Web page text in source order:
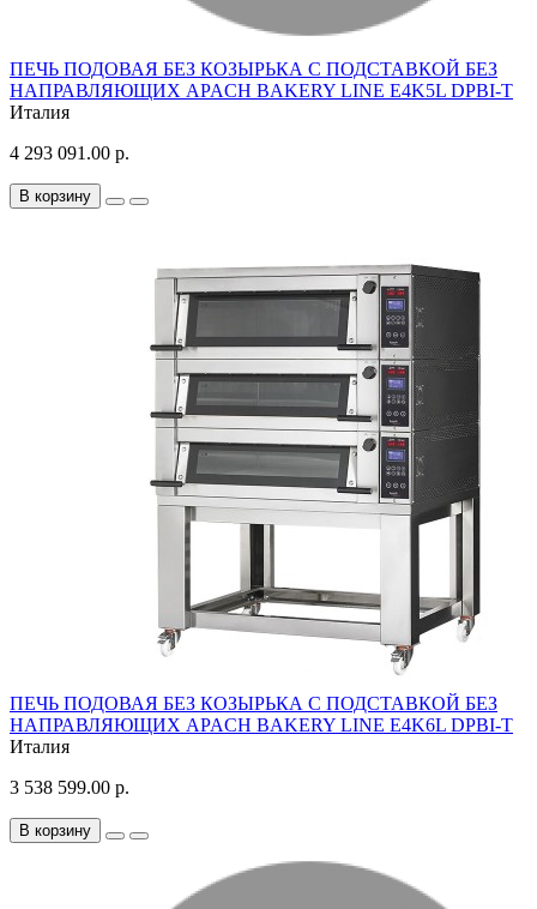
ПЕЧЬ ПОДОВАЯ БЕЗ КОЗЫРЬКА С ПОДСТАВКОЙ БЕЗ
НАПРАВЛЯЮЩИХ APACH BAKERY LINE E4K5L DPBI-T
Италия
4 293 091.00 р.
В корзину
ПЕЧЬ ПОДОВАЯ БЕЗ КОЗЫРЬКА С ПОДСТАВКОЙ БЕЗ
НАПРАВЛЯЮЩИХ APACH BAKERY LINE E4K6L DPBI-T
Италия
3 538 599.00 р.
В корзину